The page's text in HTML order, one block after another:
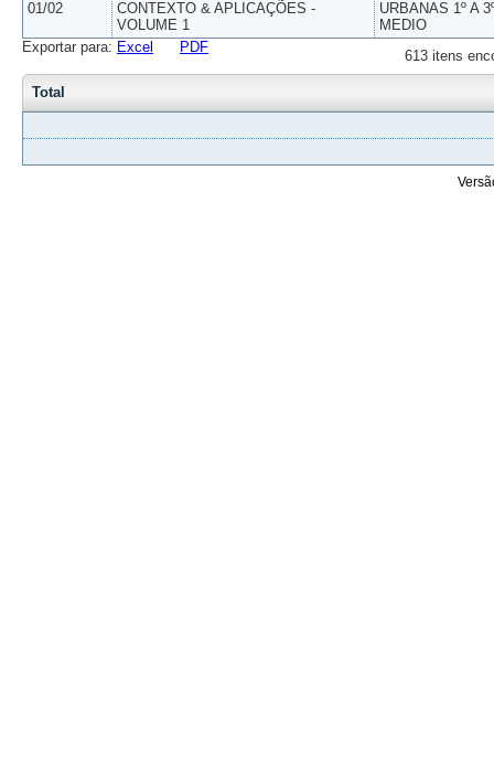
01/02
CONTEXTO & APLICAÇÕES -
VOLUME 1
URBANAS 1º A
MEDIO
613 itens
Exportar para: Excel PDF
Total